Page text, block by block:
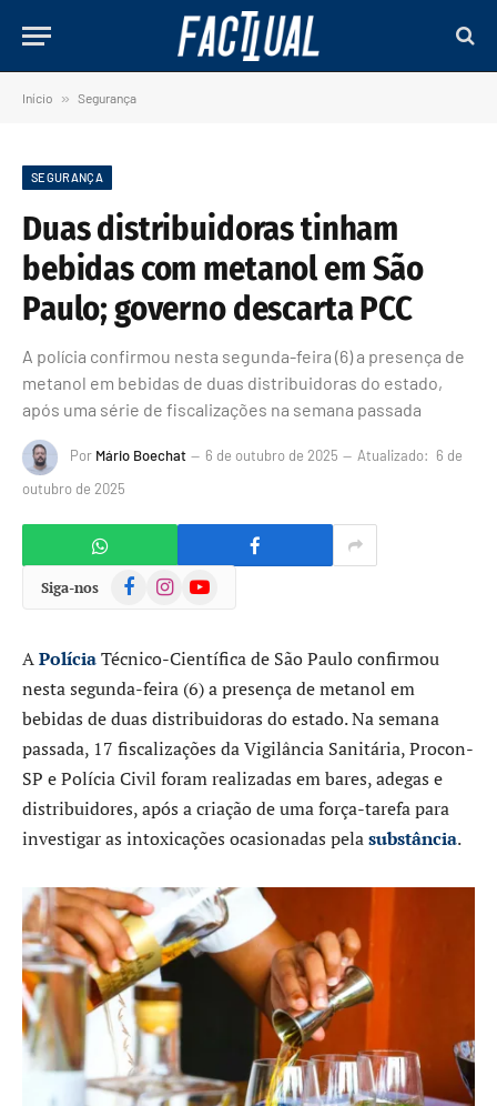
Início » Segurança
SEGURANÇA
Duas distribuidoras tinham
bebidas com metanol em São
Paulo; governo descarta PCC
A polícia confirmou nesta segunda-feira (6) a presença de
metanol em bebidas de duas distribuidoras do estado,
após uma série de fiscalizações na semana passada
Por Mário Boechat 6 de outubro de 2025 Atualizado: 6 de
outubro de 2025
Siga-nos FacebookInstagramYouTube
APolíciaTécnico-Científica de São Paulo confirmou
nesta segunda-feira (6) a presença de metanol em
bebidas de duas distribuidoras do estado. Na semana
passada, 17 fiscalizações da Vigilância Sanitária, Procon-
SP e Polícia Civil foram realizadas em bares, adegas e
distribuidores, após a criação de uma força-tarefa para
investigar as intoxicações ocasionadas pelasubstância.